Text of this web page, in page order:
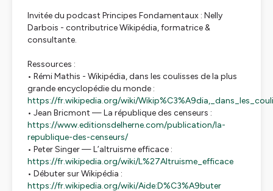
Invitée du podcast Principes Fondamentaux : Nelly
Darbois - contributrice Wikipédia, formatrice &
consultante.
Ressources :
• Rémi Mathis - Wikipédia, dans les coulisses de la plus
grande encyclopédie du monde :
https://fr.wikipedia.org/wiki/
• Jean Bricmont — La république des censeurs :
https://www.editionsdelherne.com/publication/la-
republique-des-censeurs/
• Peter Singer — L’altruisme efficace :
https://fr.wikipedia.org/wiki/L%27Altruisme_efficace
• Débuter sur Wikipédia :
https://fr.wikipedia.org/wiki/Aide:D%C3%A9buter